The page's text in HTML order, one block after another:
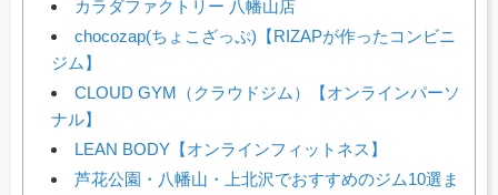
カラダファクトリー 八幡山店
chocozap(ちょこざっぷ)【RIZAPが作ったコンビニ
ジム】
CLOUD GYM（クラウドジム）【オンラインパーソ
ナル】
LEAN BODY【オンラインフィットネス】
芦花公園・八幡山・上北沢でおすすめのジム10選ま